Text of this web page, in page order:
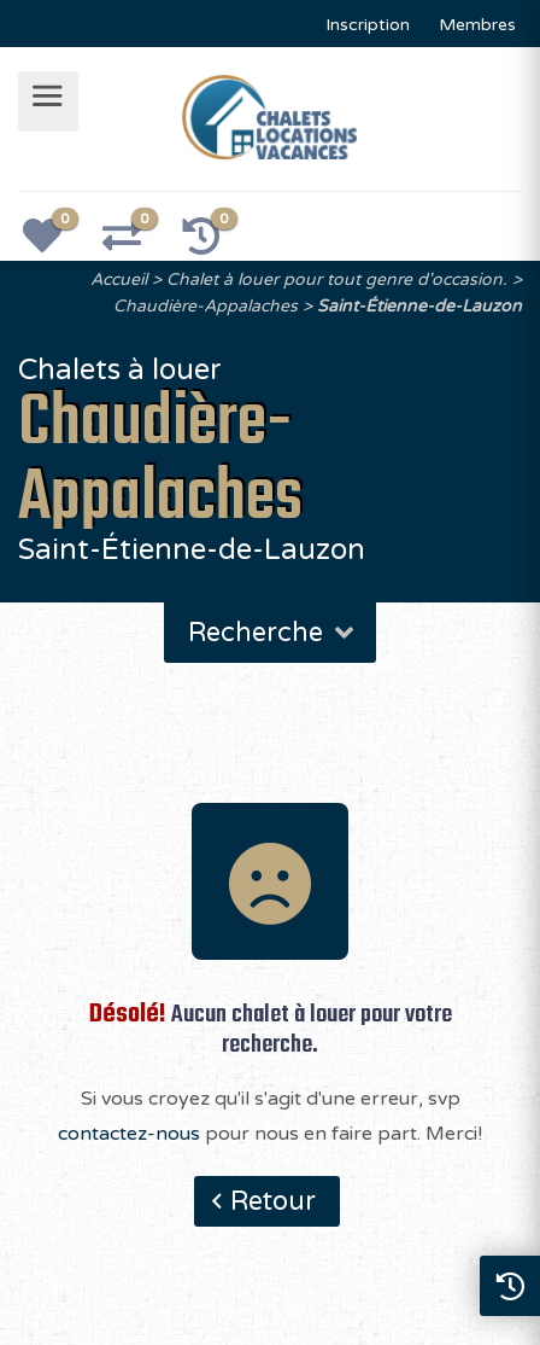
Inscription Membres
0 0 0
Accueil
Chalet à louer pour tout genre d'occasion.
Chaudière-Appalaches
Saint-Étienne-de-Lauzon
Chalets à louer
Chaudière-
Appalaches
Saint-Étienne-de-Lauzon
Recherche
Désolé!Aucun chalet à louer pour votre
recherche.
Si vous croyez qu'il s'agit d'une erreur, svp
contactez-nous pour nous en faire part. Merci!
Retour